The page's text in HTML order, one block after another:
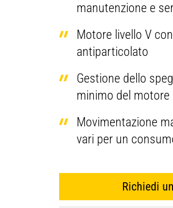
manutenzione e
Motore livello V
antiparticolato
Gestione dello
minimo del motore
Movimentazione
vari per un
Richiedi